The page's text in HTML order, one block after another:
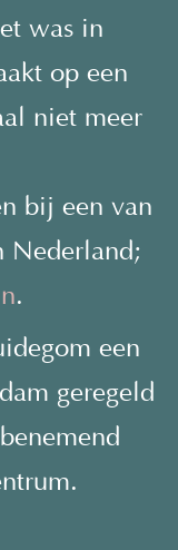
was in
op een
niet meer
bij een van
Nederland;
.
een
geregeld